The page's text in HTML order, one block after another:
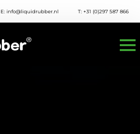
E: info@liquidrubber.nl T: +31 (0)297 587 866